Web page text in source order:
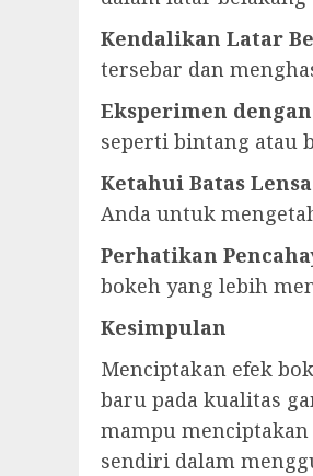
Kendalikan Latar
tersebar dan
Eksperimen
seperti bintang atau
Ketahui Batas
Anda untuk
Perhatikan
bokeh yang lebih
Kesimpulan
Menciptakan efek
baru pada kualitas
mampu
sendiri dalam